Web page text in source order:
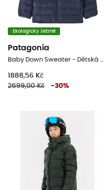
Ekologicky šetrné
Patagonia
Baby Down Sweater - Dětská péřová bunda
1888,56 Kč
2699,00 Kč
-30%